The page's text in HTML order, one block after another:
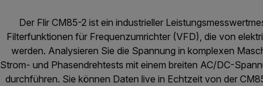
Der Flir CM85-2 ist ein industrieller
Filterfunktionen für Frequenzumrichter (VFD), die von
werden. Analysieren Sie die Spannung in komplexen
Strom- und Phasendrehtests mit einem breiten AC/DC-
durchführen. Sie können Daten live in Echtzeit von der